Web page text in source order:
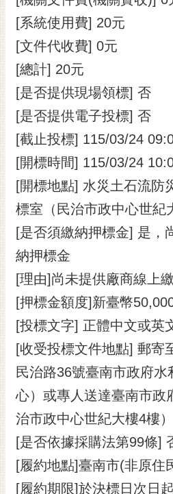
[系統使用費] 20元
[文件代收費] 0元
[總計] 20元
[是否提供現場領標] 否
[是否提供電子投標] 否
[截止投標] 115/03/24
[開標時間] 115/03/24
[開標地點] 水災土石流防
標室（民治市政中心世紀
[是否須繳納押標金] 是，
納押標金
[理由]尚未提供廠商線上
[押標金額度]新臺幣
[投標文字] 正體中文或英
[收受投標文件地點] 郵寄
民治路36號臺南市政府水
心）或專人送達臺南市政
治市政中心世紀大樓4樓）
[是否依據採購法第99條]
[履約地點]臺南市(非原住
[履約期限]於決標日次日